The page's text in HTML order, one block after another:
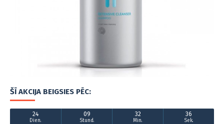
ŠĪ AKCIJA BEIGSIES PĒC:
24
Dien.
09
Stund.
32
Min.
36
Sek.